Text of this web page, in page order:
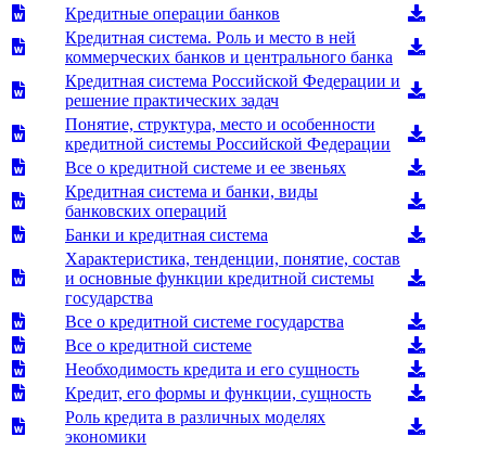
Кредитные операции банков
Кредитная система. Роль и место в ней
коммерческих банков и центрального банка
Кредитная система Российской Федерации и
решение практических задач
Понятие, структура, место и особенности
кредитной системы Российской Федерации
Все о кредитной системе и ее звеньях
Кредитная система и банки, виды
банковских операций
Банки и кредитная система
Характеристика, тенденции, понятие, состав
и основные функции кредитной системы
государства
Все о кредитной системе государства
Все о кредитной системе
Необходимость кредита и его сущность
Кредит, его формы и функции, сущность
Роль кредита в различных моделях
экономики